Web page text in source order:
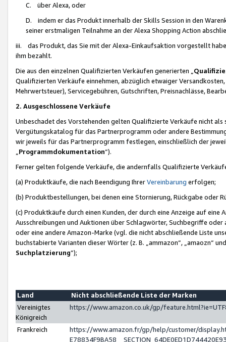
C. über Alexa, oder
D. indem er das Produkt innerhalb der Skills Session in den
seiner erstmaligen Teilnahme an der Alexa Shopping Action
iii. das Produkt, das Sie mit der Alexa-Einkaufsaktion vorgestellt
ihm bezahlt.
Die aus den einzelnen Qualifizierten Verkäufen generierten „
Qualifizierten Verkäufe einnehmen, abzüglich etwaiger
Mehrwertsteuer), Servicegebühren, Gutschriften, Preisnachlässe,
2. Ausgeschlossene Verkäufe
Unbeschadet des Vorstehenden gelten Qualifizierte Verkäufe nicht
Vergütungskatalog für das Partnerprogramm oder andere
wir jeweils für das Partnerprogramm festlegen, einschließlich der
Programmdokumentation“).
Ferner gelten folgende Verkäufe, die andernfalls Qualifizierte
(a) Produktkäufe, die nach Beendigung IhrerVereinbarung erfolgen;
(b) Produktbestellungen, bei denen eine Stornierung, Rückgabe oder
(c) Produktkäufe durch einen Kunden, der durch eine Anzeige auf
Ausschreibungen und Auktionen über Schlagwörter, Suchbegriffe
oder eine andere Amazon-Marke (vgl. die nicht abschließende Liste
buchstabierte Varianten dieser Wörter (z. B. „ammazon“, „amaozn“
Suchplatzierung”);
Land
Nicht abschließende Liste der Marken
Vereinigtes
Königreich
https://www.amazon.co.uk/gp/
Frankreich
https://www.amazon.fr/gp/help/customer/